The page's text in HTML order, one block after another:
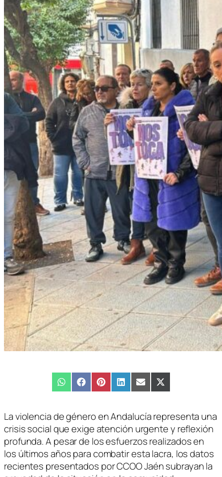
Compartir
en
WhatsAppCompartir
en
FacebookCompartir
en
PinterestCompartir
en
LinkedInCompartir
en
EmailCompartir
en
X
(Twitter)
La violencia de género en Andalucía representa una
crisis social que exige atención urgente y reflexión
profunda. A pesar de los esfuerzos realizados en
los últimos años para combatir esta lacra, los datos
recientes presentados por CCOO Jaén subrayan la